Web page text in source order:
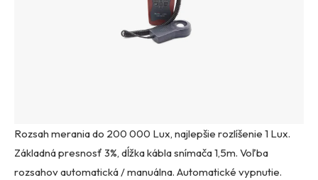
Rozsah merania do 200 000 Lux, najlepšie rozlíšenie 1 Lux.
Základná presnosť 3%, dĺžka kábla snímača 1,5m. Voľba
rozsahov automatická / manuálna. Automatické vypnutie.